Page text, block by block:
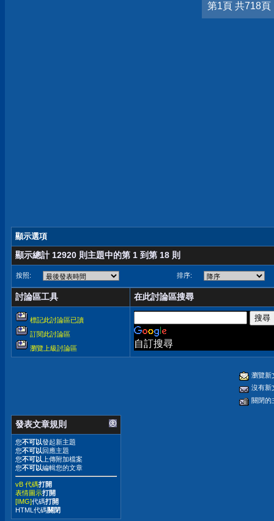
第1頁 共718頁
顯示選項
顯示總計 12920 則主題中的第 1 到第 18 則
按照: 排序:
討論區工具 在此討論區搜尋
標記此討論區已讀
訂閱此討論區
瀏覽上級討論區
自訂搜尋
瀏覽新
沒有新
關閉的
發表文章規則
您不可以發起新主題
您不可以回應主題
您不可以 上傳附加檔案
您不可以編輯您的文章
vB 代碼打開
表情圖示打開
[IMG]代碼打開
HTML代碼關閉